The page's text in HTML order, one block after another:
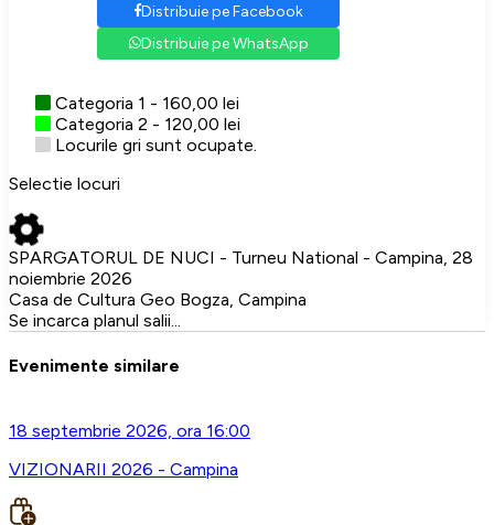
Distribuie pe Facebook
Distribuie pe WhatsApp
Categoria 1 - 160,00 lei
Categoria 2 - 120,00 lei
Locurile gri sunt ocupate.
Selectie locuri
SPARGATORUL DE NUCI - Turneu National - Campina, 28
noiembrie 2026
Casa de Cultura Geo Bogza, Campina
Se incarca planul salii...
Evenimente similare
18 septembrie 2026, ora 16:00
VIZIONARII 2026 - Campina